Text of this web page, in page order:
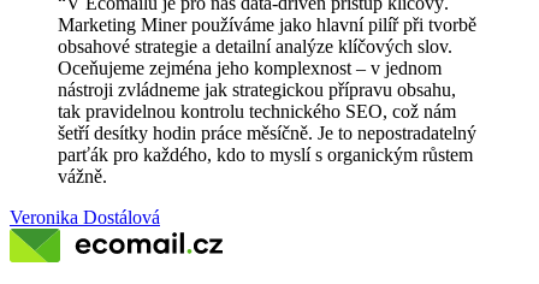
Marketing Miner používáme jako hlavní pilíř při tvorbě
obsahové strategie a detailní analýze klíčových slov.
Oceňujeme zejména jeho komplexnost – v jednom
nástroji zvládneme jak strategickou přípravu obsahu,
tak pravidelnou kontrolu technického SEO, což nám
šetří desítky hodin práce měsíčně. Je to nepostradatelný
parťák pro každého, kdo to myslí s organickým růstem
vážně.
Veronika Dostálová